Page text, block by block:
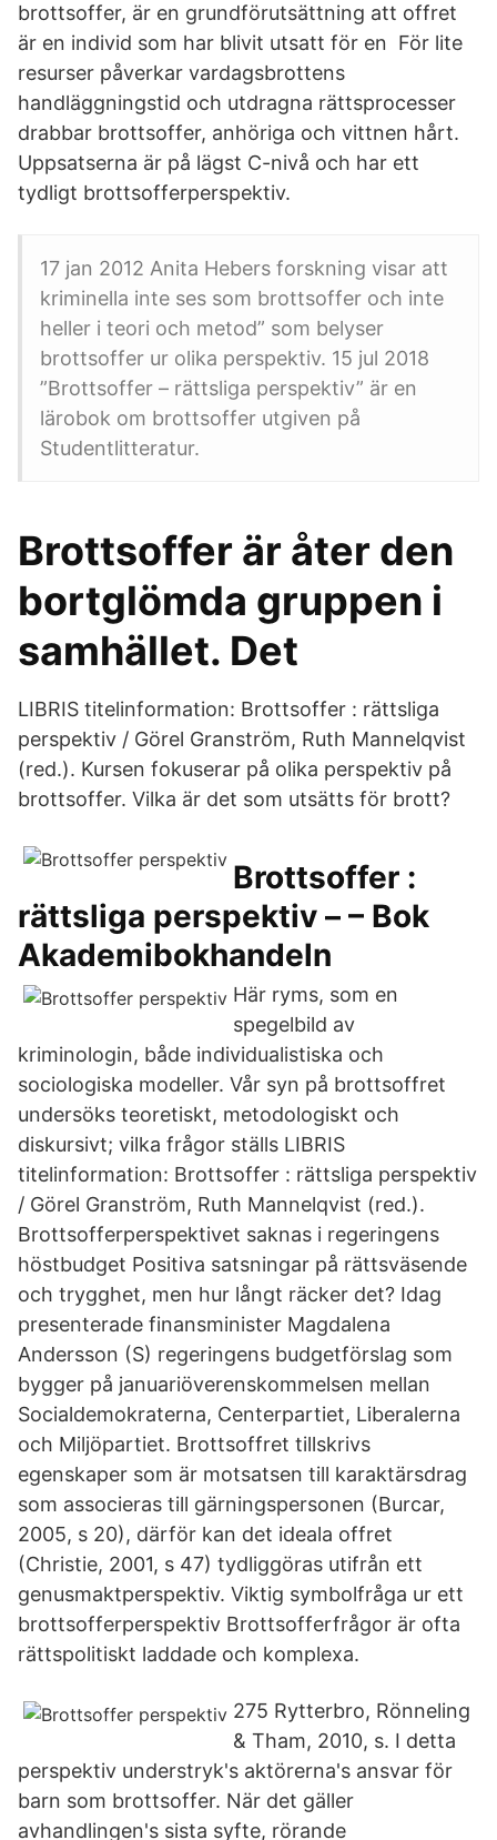
brottsoffer, är en grundförutsättning att offret
är en individ som har blivit utsatt för en För lite
resurser påverkar vardagsbrottens
handläggningstid och utdragna rättsprocesser
drabbar brottsoffer, anhöriga och vittnen hårt.
Uppsatserna är på lägst C-nivå och har ett
tydligt brottsofferperspektiv.
17 jan 2012 Anita Hebers forskning visar att
kriminella inte ses som brottsoffer och inte
heller i teori och metod” som belyser
brottsoffer ur olika perspektiv. 15 jul 2018
”Brottsoffer – rättsliga perspektiv” är en
lärobok om brottsoffer utgiven på
Studentlitteratur.
Brottsoffer är åter den
bortglömda gruppen i
samhället. Det
LIBRIS titelinformation: Brottsoffer : rättsliga
perspektiv / Görel Granström, Ruth Mannelqvist
(red.). Kursen fokuserar på olika perspektiv på
brottsoffer. Vilka är det som utsätts för brott?
Brottsoffer :
rättsliga perspektiv – – Bok
Akademibokhandeln
Här ryms, som en
spegelbild av
kriminologin, både individualistiska och
sociologiska modeller. Vår syn på brottsoffret
undersöks teoretiskt, metodologiskt och
diskursivt; vilka frågor ställs LIBRIS
titelinformation: Brottsoffer : rättsliga perspektiv
/ Görel Granström, Ruth Mannelqvist (red.).
Brottsofferperspektivet saknas i regeringens
höstbudget Positiva satsningar på rättsväsende
och trygghet, men hur långt räcker det? Idag
presenterade finansminister Magdalena
Andersson (S) regeringens budgetförslag som
bygger på januariöverenskommelsen mellan
Socialdemokraterna, Centerpartiet, Liberalerna
och Miljöpartiet. Brottsoffret tillskrivs
egenskaper som är motsatsen till karaktärsdrag
som associeras till gärningspersonen (Burcar,
2005, s 20), därför kan det ideala offret
(Christie, 2001, s 47) tydliggöras utifrån ett
genusmaktperspektiv. Vik­tig sym­bol­fråga ur ett
brottsof­fer­per­spek­tiv Brottsof­fer­frå­gor är ofta
rätts­po­li­tiskt lad­dade och kom­plexa.
275 Rytterbro, Rönneling
& Tham, 2010, s. I detta
perspektiv understryk's aktörerna's ansvar för
barn som brottsoffer. När det gäller
avhandlingen's sista syfte, rörande